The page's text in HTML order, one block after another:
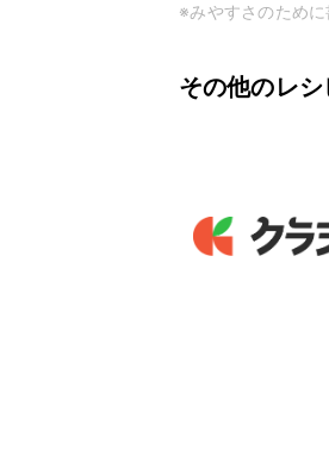
※みやすさのために
その他のレ